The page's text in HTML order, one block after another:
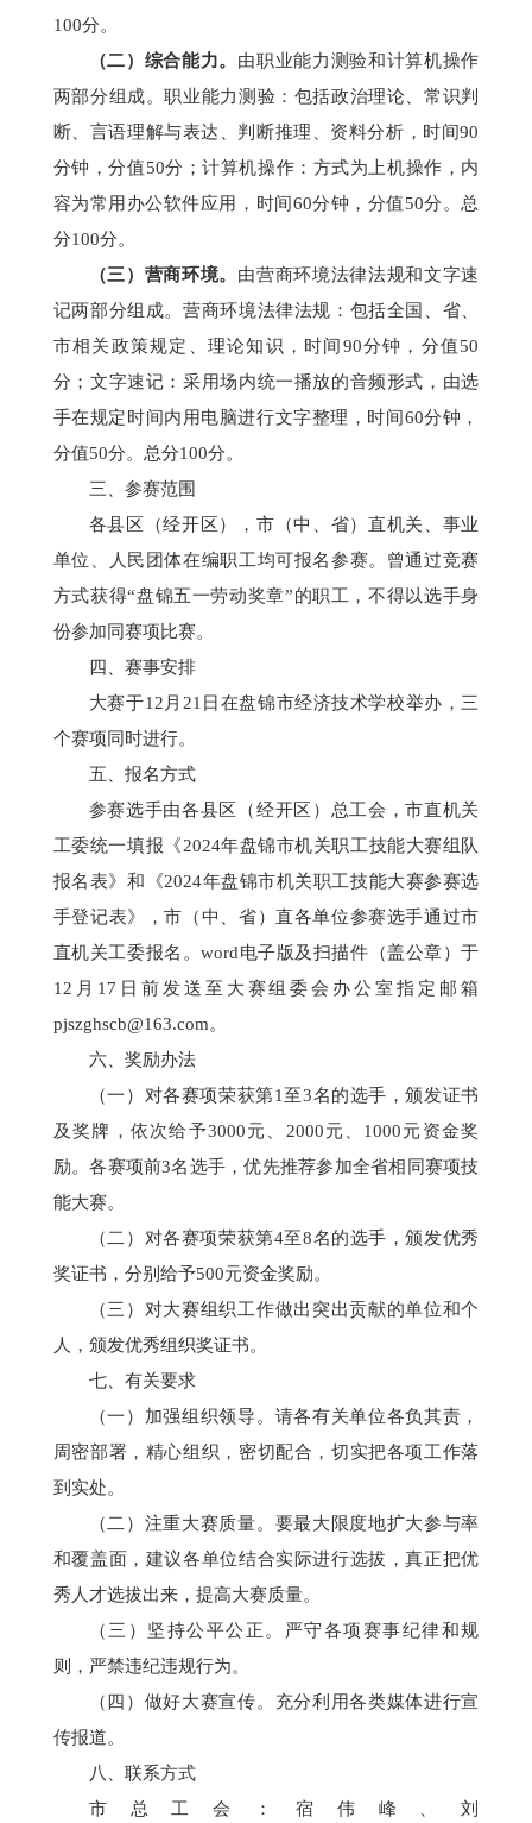
100分。
（二）综合能力。 由职业能力测验和计算机操作
两部分组成。职业能力测验：包括政治理论、常识判
断、言语理解与表达、判断推理、资料分析， 时间90
分钟，分值50分； 计算机操作：方式为上机操作，内
容为常用办公软件应用， 时间60分钟，分值50分。 总
分100分。
（三）营商环境。 由营商环境法律法规和文字速
记两部分组成。营商环境法律法规： 包括全国、省、
市相关政策规定、理论知识， 时间 90分钟， 分值50
分 ；文字速记：采用场内统一播放的音频形式，由选
手在规定时间内用电脑进行文字整理，时间60分钟，
分值50分。总分100分。
三、 参赛范围
各县区（经开区），市（中、省）直机关、事业
单位、人民团体在编职工均可报名参赛。曾通过竞赛
方式获得“盘锦五一劳动奖章”的职工，不得以选手身
份参加同赛项比赛。
四、 赛事安排
大赛于12月21 日在盘锦市经济技术学校举办，三
个赛项同时进行。
五 、报名方式
参赛选手由各县区
（经开区）总工会 ，市直机关
工委统一填报《2024年盘锦市机关职工技能大赛组队
报名表》 和 《2024年盘锦市机关职工技能大赛参赛选
手登记表》，市（中、省）直各单位参赛选手通过市
直机关工委报名。word电子版 及扫描件 （盖公章）于
12 月 17 日 前发送至 大赛组委会办公室指定邮箱
pjszghscb@163.com。
六、奖励办法
（一） 对各赛项荣获第1至3名的选手，颁发证书
及奖牌 ， 依次给予3000元、 2000元、 1000元资金奖
励。各赛项前3名选手，优先推荐参加全省相同赛项技
能大赛。
（二） 对各赛项荣获第4至8名的选手，颁发优秀
奖证书， 分别给予500元资金奖励。
（三 ）对大赛组织工作做出突出贡献的单位和个
人，颁发优秀组织奖证书。
七、有关要求
（一） 加强组织领导。 请各有关单位各负其责，
周密部署，精心组织，密切配合，切实把各项工作落
到实处。
（ 二） 注重大赛质量。 要最大限度地扩大参与率
和覆盖面，建议各单位结合实际进行选拔，真正把优
秀人才选拔出来，提高大赛质量。
（ 三） 坚持公平公正。 严守各项赛事纪律和规
则，严禁违纪违规行为。
（ 四） 做好大赛宣传。 充分利用各类媒体进行宣
传报道。
八
、联系方式
市总工会：宿伟峰、刘